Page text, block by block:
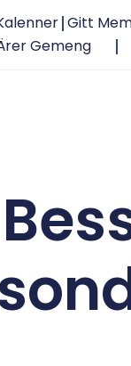
Gitt
Gemeng